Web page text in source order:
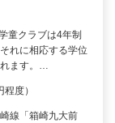
童クラブは4年制
れに相応する学位
れます。…
度）
線「箱崎九大前